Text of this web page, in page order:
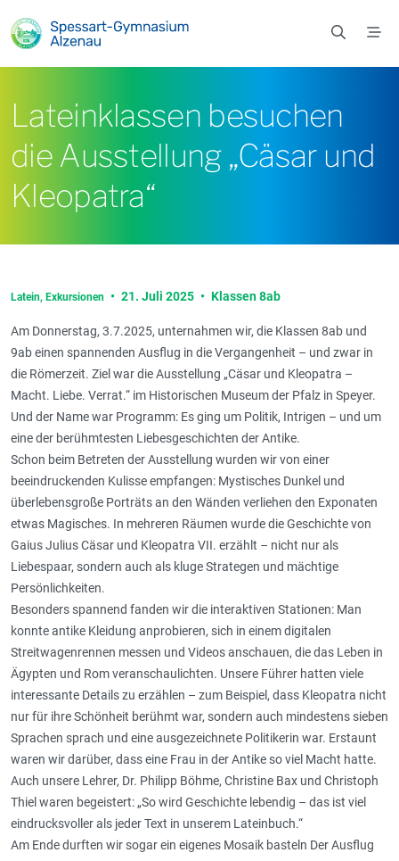
Lateinklassen besuchen
die Ausstellung „Cäsar und
Kleopatra“
Latein, Exkursionen • 21. Juli 2025 • Klassen 8ab
Am Donnerstag, 3.7.2025, unternahmen wir, die Klassen 8ab und
9ab einen spannenden Ausflug in die Vergangenheit – und zwar in
die Römerzeit. Ziel war die Ausstellung „Cäsar und Kleopatra –
Macht. Liebe. Verrat.“ im Historischen Museum der Pfalz in Speyer.
Und der Name war Programm: Es ging um Politik, Intrigen – und um
eine der berühmtesten Liebesgeschichten der Antike.
Schon beim Betreten der Ausstellung wurden wir von einer
beeindruckenden Kulisse empfangen: Mystisches Dunkel und
überlebensgroße Porträts an den Wänden verliehen den Exponaten
etwas Magisches. In mehreren Räumen wurde die Geschichte von
Gaius Julius Cäsar und Kleopatra VII. erzählt – nicht nur als
Liebespaar, sondern auch als kluge Strategen und mächtige
Persönlichkeiten.
Besonders spannend fanden wir die interaktiven Stationen: Man
konnte antike Kleidung anprobieren, sich in einem digitalen
Streitwagenrennen messen und Videos anschauen, die das Leben in
Ägypten und Rom veranschaulichten. Unsere Führer hatten viele
interessante Details zu erzählen – zum Beispiel, dass Kleopatra nicht
nur für ihre Schönheit berühmt war, sondern auch mindestens sieben
Sprachen sprach und eine ausgezeichnete Politikerin war. Erstaunt
waren wir darüber, dass eine Frau in der Antike so viel Macht hatte.
Auch unsere Lehrer, Dr. Philipp Böhme, Christine Bax und Christoph
Thiel waren begeistert: „So wird Geschichte lebendig – das ist viel
eindrucksvoller als jeder Text in unserem Lateinbuch.“
Am Ende durften wir sogar ein eigenes Mosaik basteln Der Ausflug